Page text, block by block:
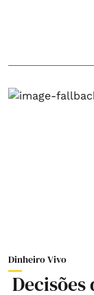
Dinheiro Vivo